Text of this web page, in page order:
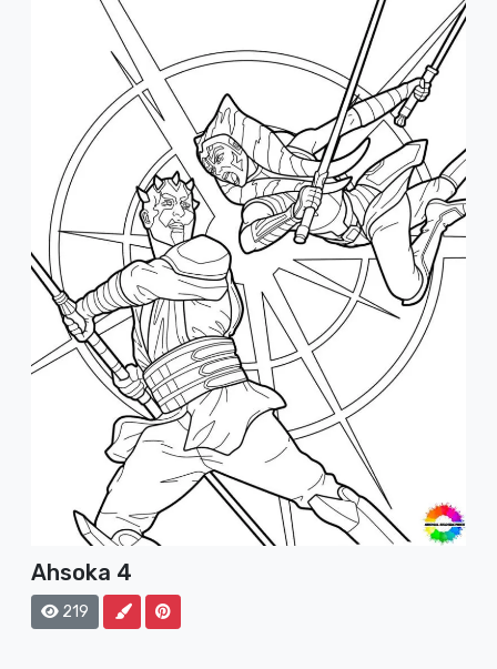
Ahsoka 4
219